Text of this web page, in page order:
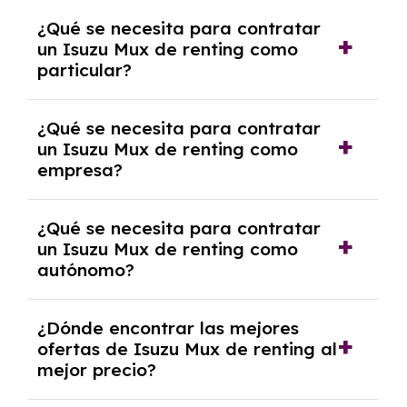
pero puede haber penalizaciones por
cancelación anticipada. Es importante revisar
las condiciones del contrato y hablar con un
experto que te asesore.
¿Qué se necesita para contratar
un Isuzu Mux de renting como
particular?
y, en algunos casos, una consulta de solvencia
crediticia y un pago inicial.
¿Qué se necesita para contratar
un Isuzu Mux de renting como
empresa?
documentación financiera y, en algunos
casos, un informe de solvencia de la empresa
y un pago inicial.
¿Qué se necesita para contratar
un Isuzu Mux de renting como
autónomo?
autónomos, justificante de ingresos y, en
algunos casos, un informe fiscal y un pago
inicial.
¿Dónde encontrar las mejores
ofertas de Isuzu Mux de renting al
mejor precio?